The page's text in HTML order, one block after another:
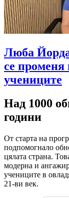
Люба
се променя
учениците
Над 1000
години
От старта на
подпомогнало
цялата страна.
модерна и
учениците в
21-ви век.